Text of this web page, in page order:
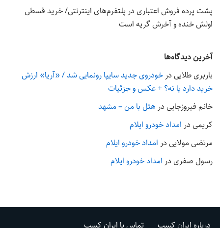
پشت پرده فروش اعتباری در پلتفرم‌های اینترنتی/ خرید قسطی
اولش خنده و آخرش گریه است
آخرین دیدگاه‌ها
باربری طلایی در خودروی جدید سایپا رونمایی شد / «آریا» ارزش
خرید دارد یا نه؟ + عکس و جزئیات
خانم فیروزجایی در هتل با من – مشهد
کریمی در امداد خودرو ایلام
مرتضی مولایی در امداد خودرو ایلام
رسول صفری در امداد خودرو ایلام
درباره ایران کسب تماس با ایران کسب